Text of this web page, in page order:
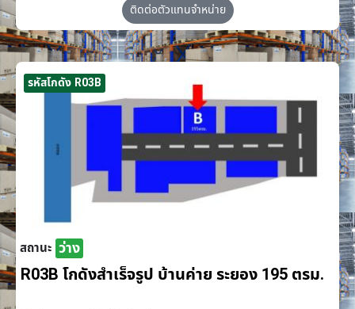
ติดต่อตัวแทนจำหน่าย
รหัสโกดัง R03B
สถานะ ว่าง
R03B โกดังสำเร็จรูป บ้านค่าย ระยอง 195 ตรม.